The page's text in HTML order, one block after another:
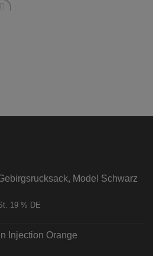
Model Schwarz
19 % DE
Injection Orange